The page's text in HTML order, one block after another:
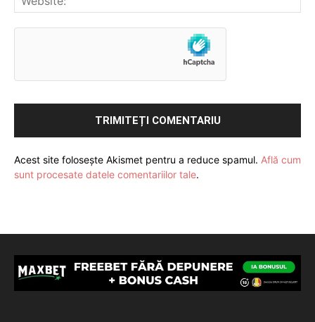
Acest site folosește Akismet pentru a reduce spamul. Află cum
sunt procesate datele comentariilor tale.